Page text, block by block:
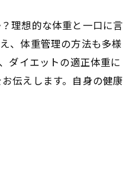
理想的な体重と一口に言
、体重管理の方法も多様
ダイエットの適正体重に
伝えします。自身の健康